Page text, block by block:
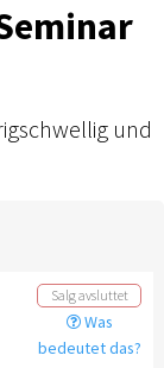
und
Salg avsluttet
Was
bedeutet das?